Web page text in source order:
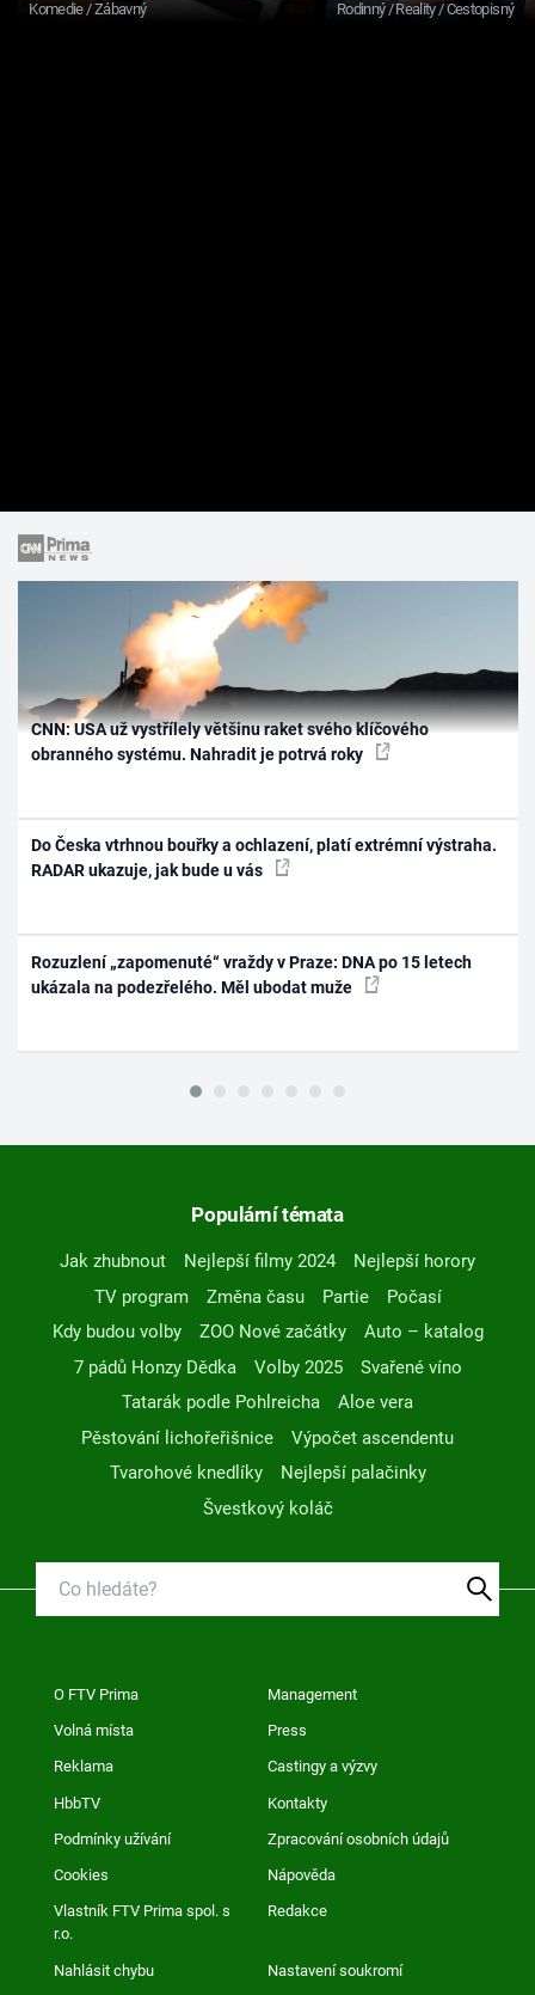
Komedie / Zábavný Rodinný / Reality / Cestopisný
CNN: USA už vystřílely většinu raket svého klíčového
obranného systému. Nahradit je potrvá roky
Do Česka vtrhnou bouřky a ochlazení, platí extrémní výstraha.
RADAR ukazuje, jak bude u vás
Rozuzlení „zapomenuté“ vraždy v Praze: DNA po 15 letech
ukázala na podezřelého. Měl ubodat muže
Populární témata
Jak zhubnout Nejlepší filmy 2024
Nejlepší horory
TV program
Změna času Partie
Počasí
Kdy budou volby
ZOO Nové začátky
Auto – katalog
7 pádů Honzy Dědka
Volby 2025
Svařené víno
Tatarák podle Pohlreicha
Aloe vera
Pěstování lichořeřišnice
Výpočet ascendentu
Tvarohové knedlíky
Nejlepší palačinky
Švestkový koláč
O FTV Prima Management
Volná místa Press
Reklama Castingy a výzvy
HbbTV Kontakty
Podmínky užívání Zpracování osobních údajů
Cookies Nápověda
Vlastník FTV Prima spol. s
r.o.
Redakce
Nahlásit chybu Nastavení soukromí